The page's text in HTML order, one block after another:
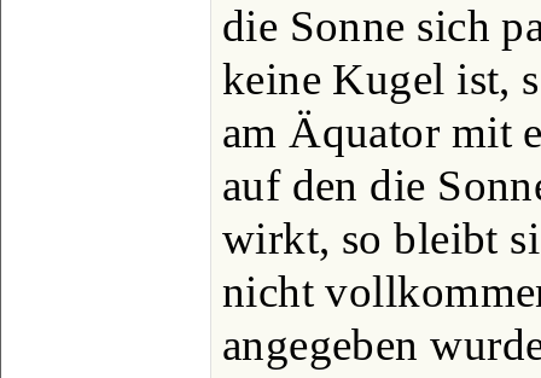
die Sonne sich
keine Kugel ist,
am Äquator mit
auf den die
wirkt, so bleibt
nicht
angegeben